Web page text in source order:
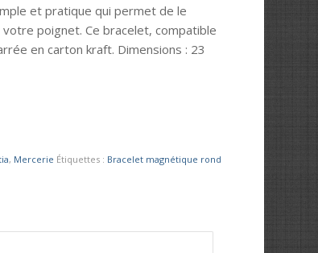
et pratique qui permet de le
poignet. Ce bracelet, compatible
en carton kraft. Dimensions : 23
, Mercerie Étiquettes : Bracelet magnétique rond